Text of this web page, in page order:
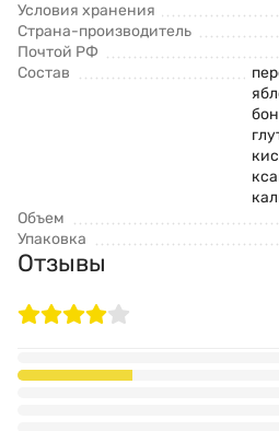
Условия хранения
Страна-производитель
Почтой РФ
Состав
Объем
Упаковка
Отзывы